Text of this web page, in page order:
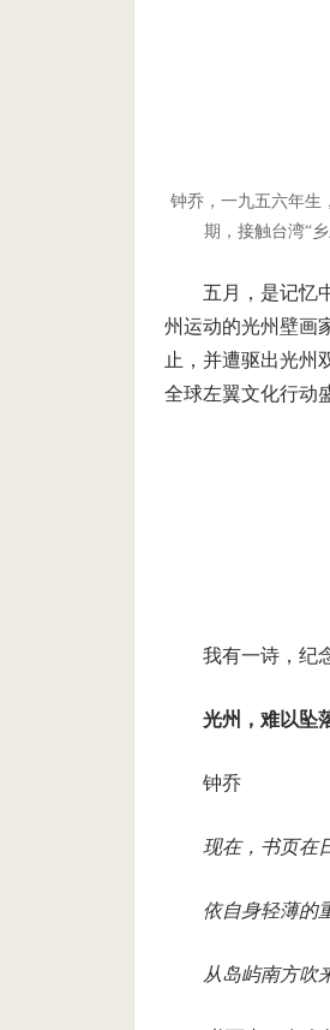
钟乔，一九五六年生
期，接触台湾“
五月，是记忆
州运动的光州壁画
止，并遭驱出光州
全球左翼文化行动
我有一诗，纪
光州，难以坠
钟乔
现在，书页在
依自身轻薄的
从岛屿南方吹